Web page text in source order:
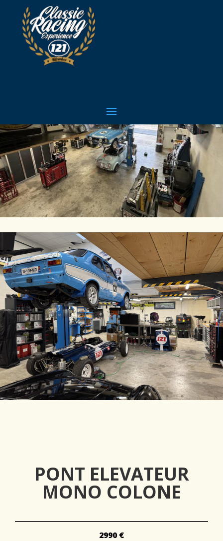
PONT ELEVATEUR
MONO COLONE
2990 €